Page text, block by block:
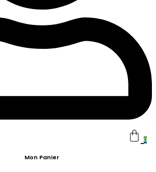
0
Mon Panier